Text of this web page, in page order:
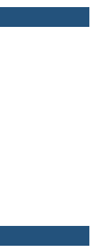
Land
সহ এক যুবক